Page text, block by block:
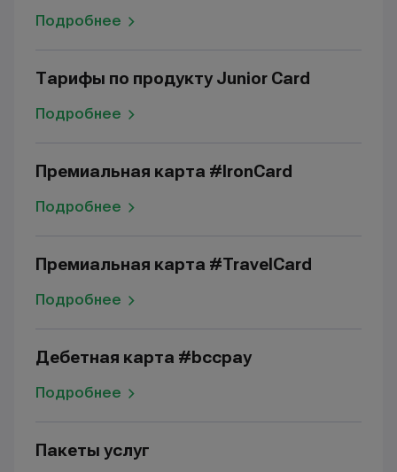
Подробнее
Тарифы по продукту Junior Card
Подробнее
Премиальная карта #IronCard
Подробнее
Премиальная карта #TravelCard
Подробнее
Дебетная карта #bccpay
Подробнее
Пакеты услуг